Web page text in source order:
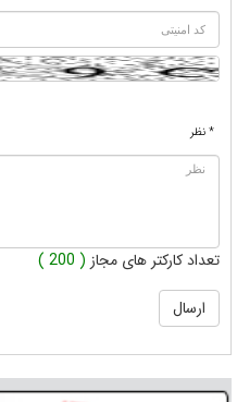
* نظر
تعداد کارکتر های مجاز ( 200 )